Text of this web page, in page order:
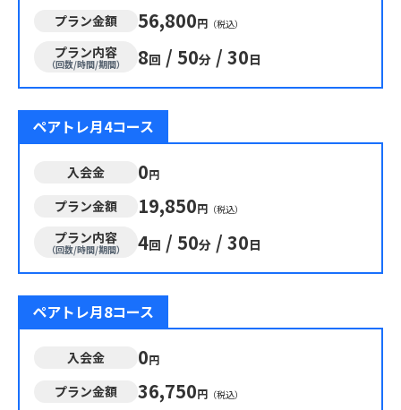
プラン金額 56,800円 （税込）
プラン内容
（回数/時間/期間） 8回 / 50分 / 30日
ペアトレ月4コース
入会金 0円
プラン金額 19,850円 （税込）
プラン内容
（回数/時間/期間） 4回 / 50分 / 30日
ペアトレ月8コース
入会金 0円
プラン金額 36,750円 （税込）